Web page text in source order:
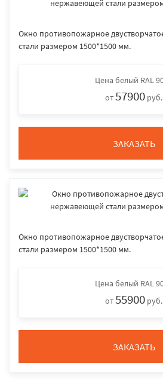
Окно противопожарное
стали размером 1500*1500 мм.
Цена белый RAL
от57900 руб.
ЗАКАЗАТЬ
Окно противопожарное
стали размером 1500*1500 мм.
Цена белый RAL
от55900 руб.
ЗАКАЗАТЬ